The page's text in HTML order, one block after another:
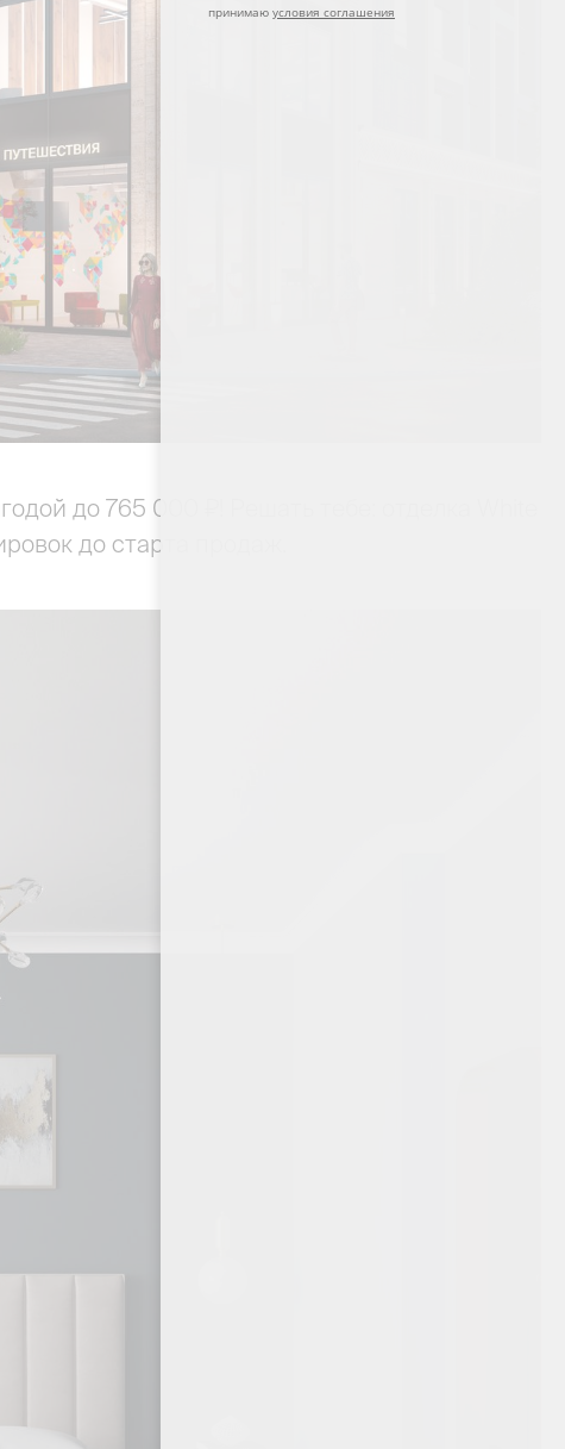
до 765 000 ₽! Решать тебе: отделка White
до старта продаж.
принимаю условия соглашения